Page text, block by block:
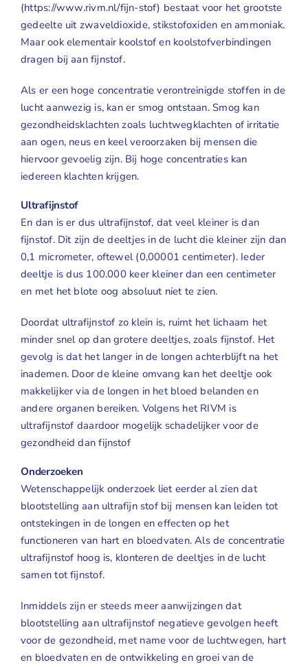
(https://www.rivm.nl/fijn-stof) bestaat voor het grootste
gedeelte uit zwaveldioxide, stikstofoxiden en ammoniak.
Maar ook elementair koolstof en koolstofverbindingen
dragen bij aan fijnstof.
Als er een hoge concentratie verontreinigde stoffen in de
lucht aanwezig is, kan er smog ontstaan. Smog kan
gezondheidsklachten zoals luchtwegklachten of irritatie
aan ogen, neus en keel veroorzaken bij mensen die
hiervoor gevoelig zijn. Bij hoge concentraties kan
iedereen klachten krijgen.
Ultrafijnstof
En dan is er dus ultrafijnstof, dat veel kleiner is dan
fijnstof. Dit zijn de deeltjes in de lucht die kleiner zijn dan
0,1 micrometer, oftewel (0,00001 centimeter). Ieder
deeltje is dus 100.000 keer kleiner dan een centimeter
en met het blote oog absoluut niet te zien.
Doordat ultrafijnstof zo klein is, ruimt het lichaam het
minder snel op dan grotere deeltjes, zoals fijnstof. Het
gevolg is dat het langer in de longen achterblijft na het
inademen. Door de kleine omvang kan het deeltje ook
makkelijker via de longen in het bloed belanden en
andere organen bereiken. Volgens het RIVM is
ultrafijnstof daardoor mogelijk schadelijker voor de
gezondheid dan fijnstof
Onderzoeken
Wetenschappelijk onderzoek liet eerder al zien dat
blootstelling aan ultrafijn stof bij mensen kan leiden tot
ontstekingen in de longen en effecten op het
functioneren van hart en bloedvaten. Als de concentratie
ultrafijnstof hoog is, klonteren de deeltjes in de lucht
samen tot fijnstof.
Inmiddels zijn er steeds meer aanwijzingen dat
blootstelling aan ultrafijnstof negatieve gevolgen heeft
voor de gezondheid, met name voor de luchtwegen, hart
en bloedvaten en de ontwikkeling en groei van de